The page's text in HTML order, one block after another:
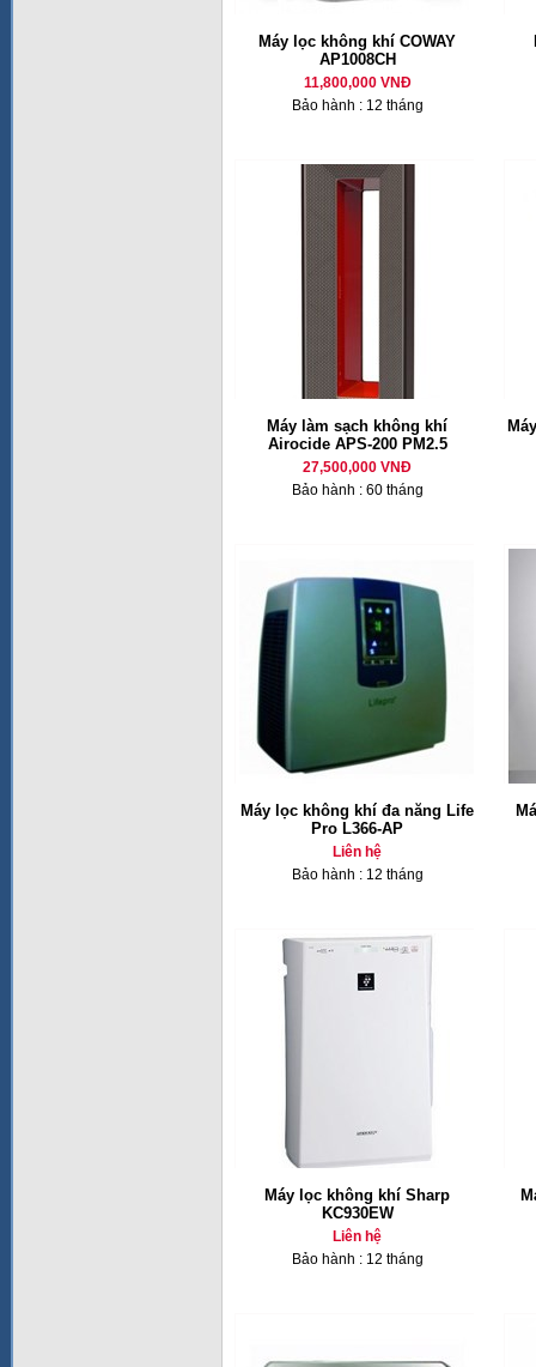
Máy lọc không khí COWAY
AP1008CH
11,800,000 VNĐ
Bảo hành : 12 tháng
Máy làm sạch không khí
Airocide APS-200 PM2.5
27,500,000 VNĐ
Bảo hành : 60 tháng
Máy lọc không khí đa năng Life
Pro L366-AP
Liên hệ
Bảo hành : 12 tháng
Máy lọc không khí Sharp
KC930EW
Liên hệ
Bảo hành : 12 tháng